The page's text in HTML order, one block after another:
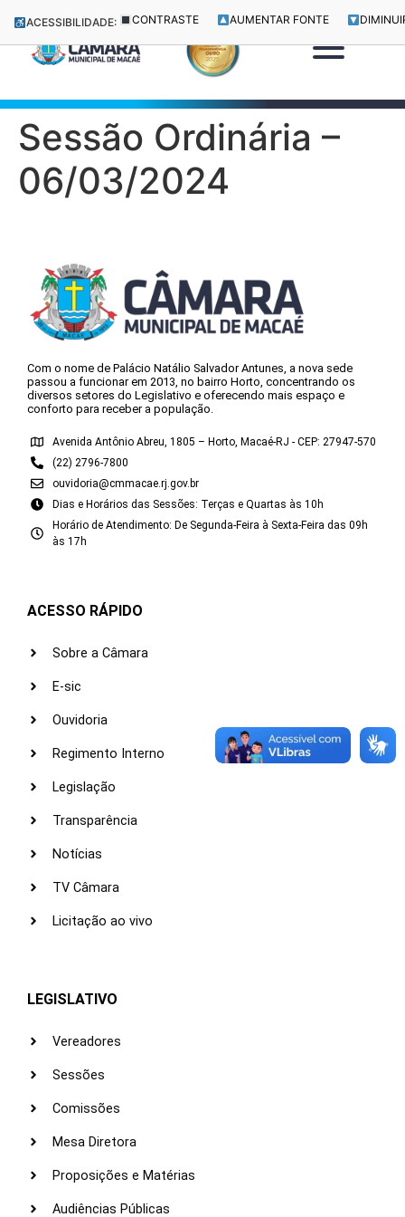
ACESSIBILIDADE: CONTRASTE AUMENTAR FONTE
Sessão Ordinária –
06/03/2024
Com o nome de Palácio Natálio Salvador Antunes, a nova sede
passou a funcionar em 2013, no bairro Horto, concentrando os
diversos setores do Legislativo e oferecendo mais espaço e
conforto para receber a população.
Avenida Antônio Abreu, 1805 – Horto, Macaé-RJ - CEP: 27947-570
(22) 2796-7800
ouvidoria@cmmacae.rj.gov.br
Dias e Horários das Sessões: Terças e Quartas às 10h
Horário de Atendimento: De Segunda-Feira à Sexta-Feira das 09h
às 17h
ACESSO RÁPIDO
Sobre a Câmara
E-sic
Ouvidoria
Regimento Interno
Legislação
Transparência
Notícias
TV Câmara
Licitação ao vivo
LEGISLATIVO
Vereadores
Sessões
Comissões
Mesa Diretora
Proposições e Matérias
Audiências Públicas